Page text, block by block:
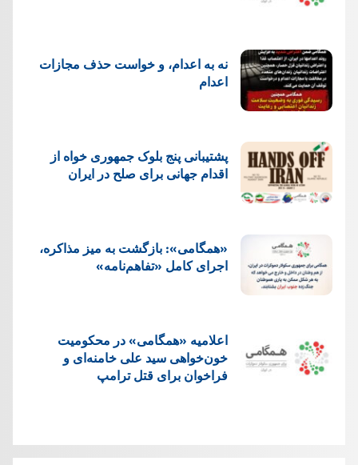
نه به اعدام، و خواست حذف مجازات
اعدام
پشتيبانی پنج بلوک جمهوری خواه از
اقدام جهانی برای صلح در ایران
«همگامی»: بازگشت به میز مذاکره،
اجرای کامل «تفاهم‌نامه»
اعلامیه «همگامی» در محکومیت
خون‌خواهی سید علی خامنه‌ای و
فراخوان برای قتل ترامپ